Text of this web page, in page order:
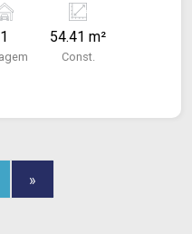
35,70 m² e 54,41
oferece
02 elevadores por
sobre os
1 54.41 m²
Const.
»